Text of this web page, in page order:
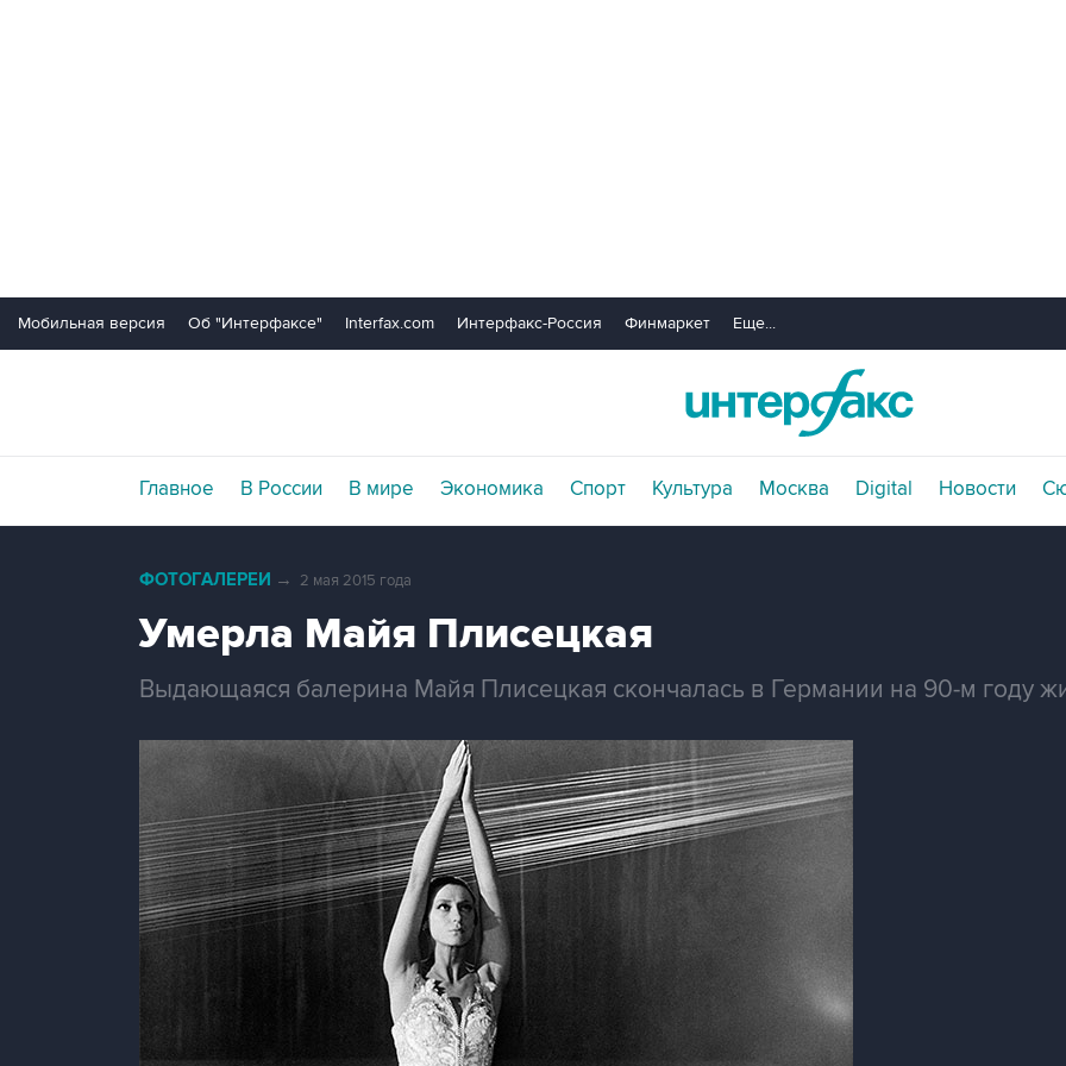
Мобильная версия Об "Интерфаксе" Interfax.com Интерфакс-Россия Финмаркет Еще...
Главное В России В мире Экономика Спорт Культура Москва Digital Новости
ФОТОГАЛЕРЕИ → 2 мая 2015 года
Умерла Майя Плисецкая
Выдающаяся балерина Майя Плисецкая скончалась в Германии на 90-м году